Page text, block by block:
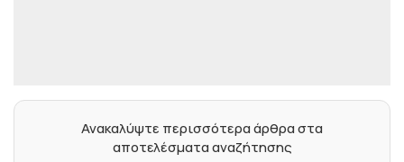
Ανακαλύψτε περισσότερα άρθρα στα
αποτελέσματα αναζήτησης